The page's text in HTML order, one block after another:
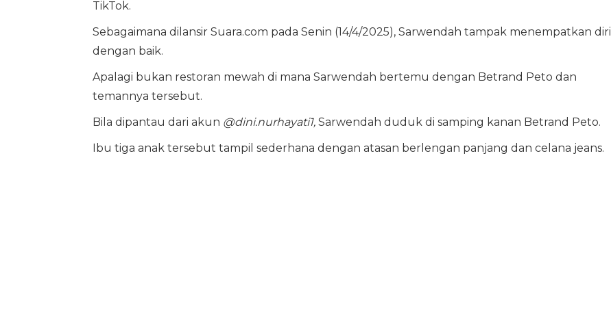
TikTok.
Sebagaimana dilansir Suara.com pada Senin (14/4/2025), Sarwendah tampak menempatkan diri
dengan baik.
Apalagi bukan restoran mewah di mana Sarwendah bertemu dengan Betrand Peto dan
temannya tersebut.
Bila dipantau dari akun @dini.nurhayati1, Sarwendah duduk di samping kanan Betrand Peto.
Ibu tiga anak tersebut tampil sederhana dengan atasan berlengan panjang dan celana jeans.